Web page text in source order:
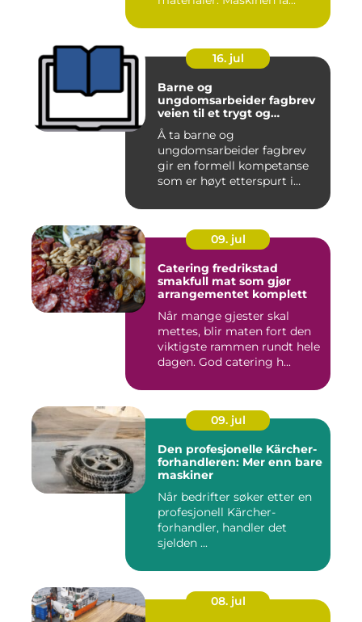
16. jul
Barne og
ungdomsarbeider fagbrev
veien til et trygt og
meningsfullt yrke
Å ta barne og
ungdomsarbeider fagbrev
gir en formell kompetanse
som er høyt etterspurt i
09. jul
Catering fredrikstad
smakfull mat som gjør
arrangementet komplett
Når mange gjester skal
mettes, blir maten fort den
viktigste rammen rundt hele
dagen. God catering h...
09. jul
Den profesjonelle Kärcher-
forhandleren: Mer enn bare
maskiner
Når bedrifter søker etter en
profesjonell Kärcher-
forhandler, handler det
sjelden ...
08. jul